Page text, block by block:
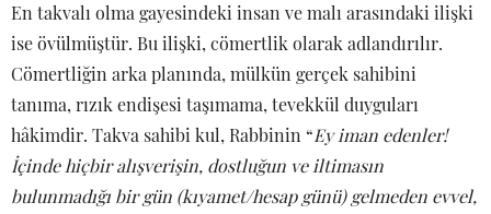
En takvalı olma gayesindeki insan ve malı arasındaki ilişki
ise övülmüştür. Bu ilişki, cömertlik olarak adlandırılır.
Cömertliğin arka planında, mülkün gerçek sahibini
tanıma, rızık endişesi taşımama, tevekkül duyguları
hâkimdir. Takva sahibi kul, Rabbinin “Ey iman edenler!
İçinde hiçbir alışverişin, dostluğun ve iltimasın
bulunmadığı bir gün (kıyamet/hesap günü) gelmeden evvel,